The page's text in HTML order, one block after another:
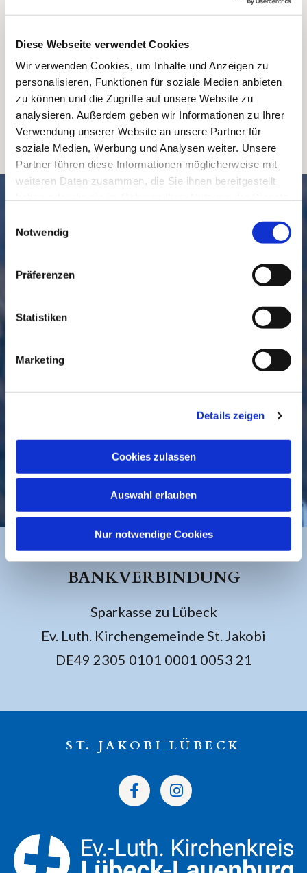
Diese Webseite verwendet Cookies
Wir verwenden Cookies, um Inhalte und Anzeigen zu
personalisieren, Funktionen für soziale Medien anbieten
zu können und die Zugriffe auf unsere Website zu
analysieren. Außerdem geben wir Informationen zu Ihrer
Verwendung unserer Website an unsere Partner für
soziale Medien, Werbung und Analysen weiter. Unsere
Partner führen diese Informationen möglicherweise mit
weiteren Daten zusammen, die Sie ihnen bereitgestellt
Notwendig
Präferenzen
Statistiken
Marketing
Details zeigen
Cookies zulassen
Auswahl erlauben
Nur notwendige Cookies
SCHNELL // NAVIGIERT
GEMEINDE BESUCHEN
BANKVERBINDUNG
Sparkasse zu Lübeck
Ev. Luth. Kirchengemeinde St. Jakobi
DE49 2305 0101 0001 0053 21
ST. JAKOBI LÜBECK